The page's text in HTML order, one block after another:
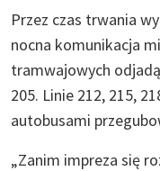
Przez czas trwania
nocna komunikacja
tramwajowych
205. Linie 212, 215,
autobusami
„Zanim impreza się